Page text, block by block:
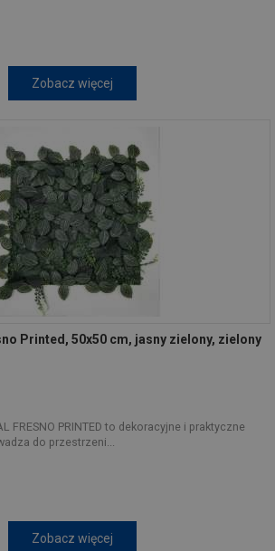
Zobacz więcej
Printed, 50x50 cm, jasny zielony, zielony
FRESNO PRINTED to dekoracyjne i praktyczne
do przestrzeni...
Zobacz więcej